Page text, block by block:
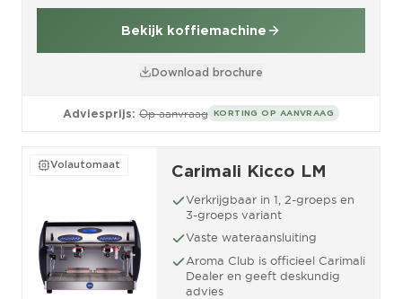
Bekijk koffiemachine
Download brochure
Adviesprijs: Op aanvraag KORTING OP AANVRAAG
Volautomaat Carimali Kicco LM
Verkrijgbaar in 1, 2-groeps en
3-groeps variant
Vaste wateraansluiting
Aroma Club is officieel Carimali
Dealer en geeft deskundig
advies